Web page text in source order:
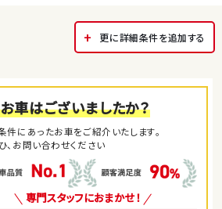
更に詳細条件を追加する
車はございましたか？
件にあったお車をご紹介いたします。
、お問い合わせください
専門スタッフにおまかせ！